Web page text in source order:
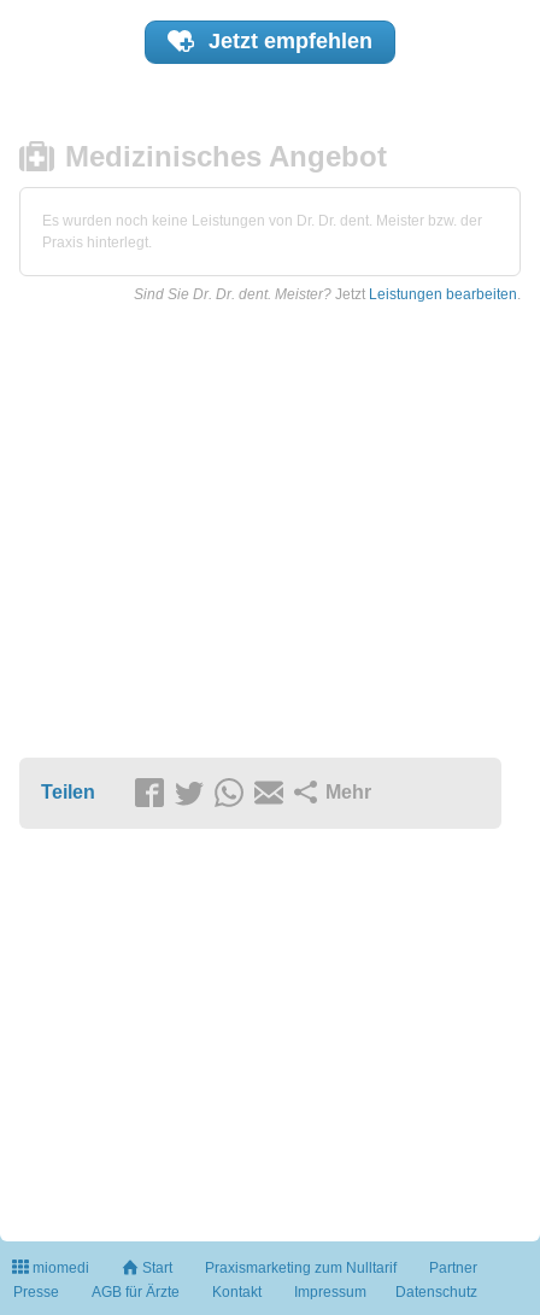
Jetzt empfehlen
Medizinisches Angebot
Es wurden noch keine Leistungen von Dr. Dr. dent. Meister bzw. der
Praxis hinterlegt.
Sind Sie Dr. Dr. dent. Meister? Jetzt Leistungen bearbeiten.
Teilen Mehr
miomedi Start Praxismarketing zum Nulltarif
Partner
Presse
AGB für Ärzte Kontakt Impressum Datenschutz